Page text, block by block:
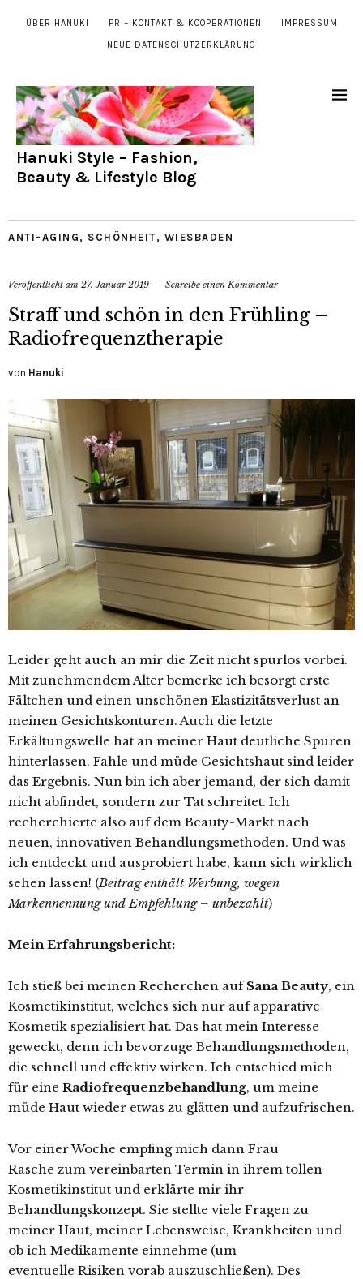
ÜBER HANUKI PR – KONTAKT & KOOPERATIONEN IMPRESSUM
NEUE DATENSCHUTZERKLÄRUNG
Hanuki Style – Fashion,
Beauty & Lifestyle Blog
ANTI-AGING , SCHÖNHEIT, WIESBADEN
Veröffentlicht am 27. Januar 2019 Schreibe einen Kommentar
Straff und schön in den Frühling –
Radiofrequenztherapie
von Hanuki
Leider geht auch an mir die Zeit nicht spurlos vorbei.
Mit zunehmendem Alter bemerke ich besorgt erste
Fältchen und einen unschönen Elastizitätsverlust an
meinen Gesichtskonturen. Auch die letzte
Erkältungswelle hat an meiner Haut deutliche Spuren
hinterlassen. Fahle und müde Gesichtshaut sind leider
das Ergebnis. Nun bin ich aber jemand, der sich damit
nicht abfindet, sondern zur Tat schreitet. Ich
recherchierte also auf dem Beauty-Markt nach
neuen, innovativen Behandlungsmethoden. Und was
ich entdeckt und ausprobiert habe, kann sich wirklich
sehen lassen! (Beitrag enthält Werbung, wegen
Markennennung und Empfehlung – unbezahlt)
Mein Erfahrungsbericht:
Ich stieß bei meinen Recherchen aufSana Beauty, ein
Kosmetikinstitut, welches sich nur auf apparative
Kosmetik spezialisiert hat. Das hat mein Interesse
geweckt, denn ich bevorzuge Behandlungsmethoden,
die schnell und effektiv wirken. Ich entschied mich
für eine Radiofrequenzbehandlung, um meine
müde Haut wieder etwas zu glätten und aufzufrischen.
Vor einer Woche empfing mich dann Frau
Rasche zum vereinbarten Termin in ihrem tollen
Kosmetikinstitut und erklärte mir ihr
Behandlungskonzept. Sie stellte viele Fragen zu
meiner Haut, meiner Lebensweise, Krankheiten und
ob ich Medikamente einnehme (um
eventuelle Risiken vorab auszuschließen). Des